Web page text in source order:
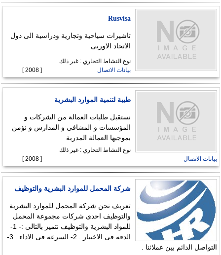
Rusvisa
تاشيرات سياحية وتجارية ودراسية الى دول
الاتحاد الاوربى
نوع النشاط التجاري : غير ذلك
بيانات الاتصال
[ 2008 ]
طيبة لتنمية الموارد البشرية
نستقبل طلبات العمالة من الشركات و
المؤسسات و المشافي و المدارس و نؤمن
بموجبها العمالة المدربة
نوع النشاط التجاري : غير ذلك
بيانات الاتصال
[ 2008 ]
شركة المحمل للموارد البشرية والتوظيف
تعريف نحن شركة المحمل للموارد البشرية
والتوظيف احدى شركات مجموعة المحمل
للمواد البشرية والتوظيف نتميز بالتالى :- 1-
الدقة فى الاختيار . 2- السرعة فى الاداء . 3-
التواصل الدائم بين عملائنا .